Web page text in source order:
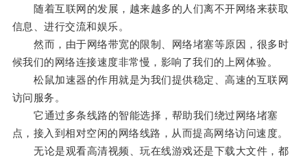
随着互联网的发展，越来越多的人们离不开网络来获取
信息、进行交流和娱乐。
然而，由于网络带宽的限制、网络堵塞等原因，很多时
候我们的网络连接速度非常慢，影响了我们的上网体验。
松鼠加速器的作用就是为我们提供稳定、高速的互联网
访问服务。
它通过多条线路的智能选择，帮助我们绕过网络堵塞
点，接入到相对空闲的网络线路，从而提高网络访问速度。
无论是观看高清视频、玩在线游戏还是下载大文件，都